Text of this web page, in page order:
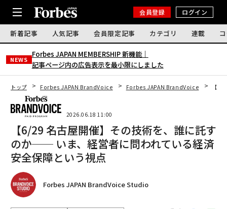
会員登録 ログイン
新着記事 人気記事 会員限定記事 カテゴリ 連載
NEWS
Forbes JAPAN MEMBERSHIP 新機能｜
記事ページ内の広告表示を最小限にしました
トップ Forbes JAPAN BrandVoice Forbes JAPAN BrandVoice 【6/
2026.06.18 11:00
【6/29 名古屋開催】その技術を、誰に託す
のか── いま、経営者に問われている経済
安全保障という視点
Forbes JAPAN BrandVoice Studio